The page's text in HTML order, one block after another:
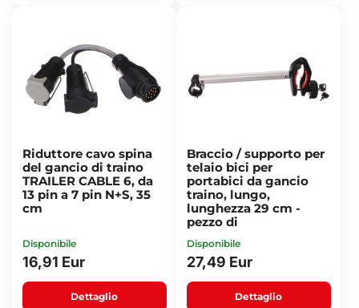
Riduttore cavo spina
del gancio di traino
TRAILER CABLE 6, da
13 pin a 7 pin N+S, 35
cm
Disponibile
16,91 Eur
Dettaglio
Braccio / supporto per
telaio bici per
portabici da gancio
traino, lungo,
lunghezza 29 cm -
pezzo di
Disponibile
27,49 Eur
Dettaglio